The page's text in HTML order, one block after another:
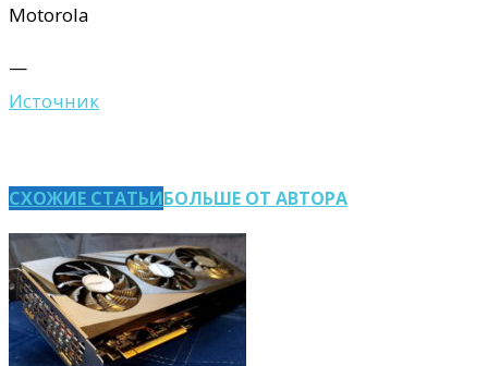
Motorola
—
Источник
СХОЖИЕ СТАТЬИБОЛЬШЕ ОТ АВТОРА